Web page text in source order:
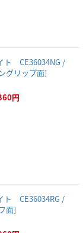
ト CE36034NG /
グリップ面]
円
ト CE36034RG /
面]